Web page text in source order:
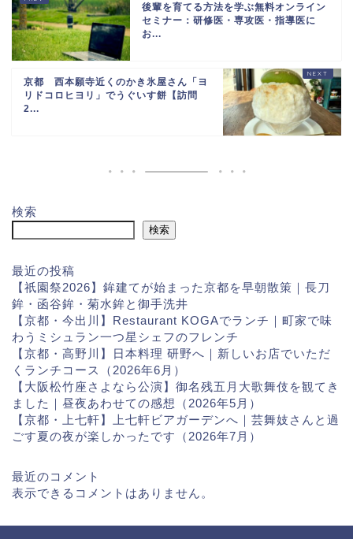
後輩を育てる方法を学ぶ無料オンライン
セミナー：研修医・専攻医・指導医に
お...
京都 西本願寺近くのかき氷屋さん「ヨ
リドコロヒヨリ」でうぐいす餅【訪問
2...
検索
検索
最近の投稿
【祇園祭2026】鉾建てが始まった京都を早朝散策｜長刀
鉾・函谷鉾・菊水鉾と御手洗井
【京都・今出川】Restaurant KOGAでランチ｜町家で味
わうミシュラン一つ星シェフのフレンチ
【京都・高野川】日本料理 研野へ｜新しいお店でいただ
くランチコース（2026年6月）
【大阪松竹座さよなら公演】御名残五月大歌舞伎を観てき
ました｜昼夜あわせての感想（2026年5月）
【京都・上七軒】上七軒ビアガーデンへ｜芸舞妓さんと過
ごす夏の夜が楽しかったです（2026年7月）
最近のコメント
表示できるコメントはありません。